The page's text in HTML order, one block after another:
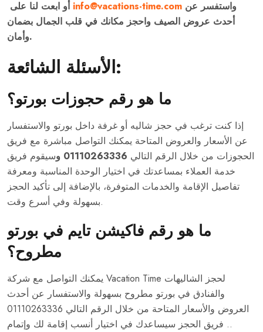
أو ابعت لنا على info@vacations-time.com
أحدث عروض الصيف واحجز مكانك في قلب الجمال بضمان
وأمان.
الأسئلة الشائعة:
ما هو رقم حجوزات بورتو؟
إذا كنت ترغب في حجز شاليه أو غرفة داخل بورتو والاستفسار
عن الأسعار والعروض المتاحة يمكنك التواصل مباشرة مع فريق
الحجوزات من خلال الرقم التالي 01110263336 و
سيقوم فريق
خدمة العملاء بمساعدتك في اختيار الوحدة المناسبة ومعرفة
تفاصيل الإقامة والخدمات المتوفرة، بالإضافة إلى تأكيد الحجز
بسهولة وفي أسرع وقت.
ما هو رقم فاكيشن تايم في بورتو
مطروح؟
يمكنك التواصل مع شركة Vacation Time لحجز الشاليهات
والفنادق في بورتو مطروح بسهولة والاستفسار عن أحدث
العروض والأسعار المتاحة من خلال الرقم التالي 01110263336
.. فريق الحجز سيساعدك في اختيار أنسب إقامة لك وإتمام